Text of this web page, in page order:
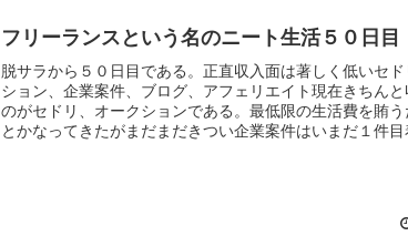
フリーランスという名のニート生活５０日目
脱サラから５０日目である。正直収入面は著しく低いセド
ション、企業案件、ブログ、アフェリエイト現在きちんと
のがセドリ、オークションである。最低限の生活費を賄
とかなってきたがまだまだきつい企業案件はいまだ１件目